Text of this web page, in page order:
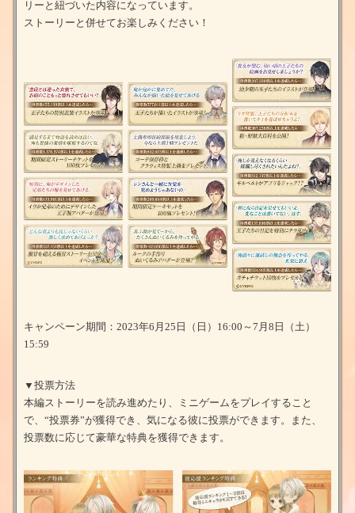
リーと紐づいた内容になっています。
ストーリーと併せてお楽しみください！
キャンペーン期間：2023年6月25日（日）16:00～7月8日（土）
15:59
▼投票方法
本編ストーリーを読み進めたり、ミニゲームをプレイすること
で、“投票券”が獲得でき、気になる彼に投票ができます。また、
投票数に応じて豪華な特典を獲得できます。